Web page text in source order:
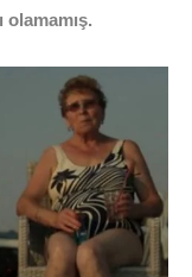
olamamış.